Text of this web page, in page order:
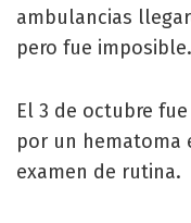
ambulancias
pero fue
El 3 de octubre
por un hematoma
examen de rutina.